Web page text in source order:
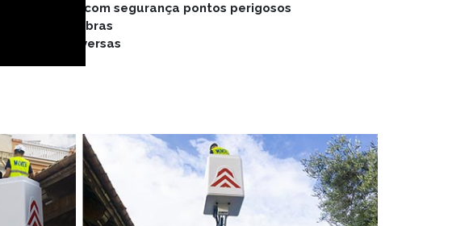
para alcançar com segurança pontos perigosos
execução de obras
instalações diversas